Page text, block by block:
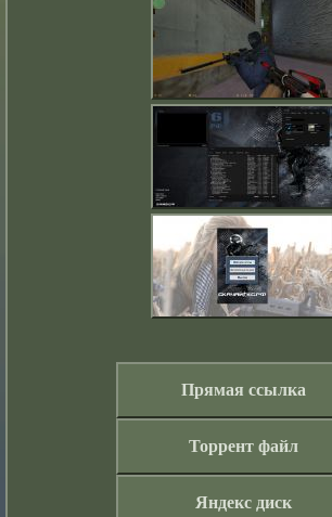
Прямая ссылка
Торрент файл
Яндекс диск